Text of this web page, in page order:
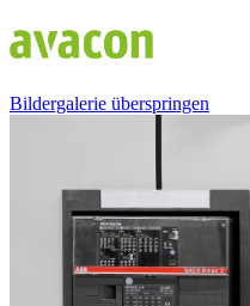
Bildergalerie überspringen